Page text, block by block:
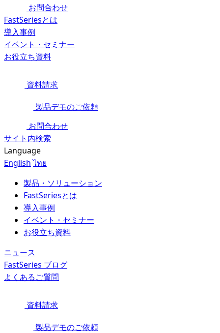
お問合わせ
FastSeriesとは
導入事例
イベント・セミナー
お役立ち資料
資料請求
製品デモのご依頼
お問合わせ
サイト内検索
Language
English ไทย
製品・ソリューション
FastSeriesとは
導入事例
イベント・セミナー
お役立ち資料
ニュース
FastSeries ブログ
よくあるご質問
資料請求
製品デモのご依頼